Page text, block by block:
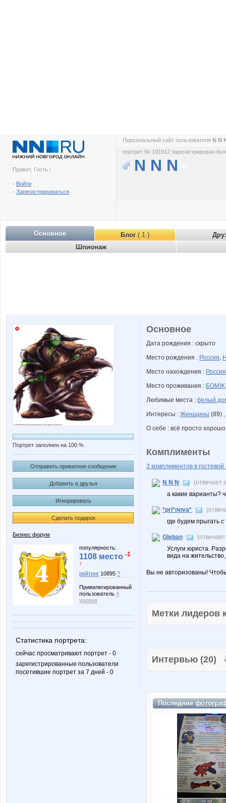
Привет, Гость !
- Войти
- Зарегистрироваться
Персональный сайт пользователя N N
портрет № 191912 зарегистрирован
N N N
Основное Блог( 1 )
Шпионаж
Портрет заполнен на 100 %
Отправить приватное сообщение
Добавить в друзья
Игнорировать
Сделать подарок
Бизнес форум
популярность:
1108 место -1
↓
рейтинг 10895 ?
Привилегированный
пользователь 4
уровня
Статистика портрета:
сейчас просматривают портрет - 0
зарегистрированные пользователи
посетившие портрет за 7 дней - 0
Основное
Дата рождения : скрыто
Место рождения : Россия,
Место нахождения : Россия
Место проживания : БОМЖ,
Любимые места : белый
Интересы : Женщины (89) ,
О себе : всё просто хорошо
Комплименты
3 комплиментов в гостевой
N N N
(отвечает
а какие варианты?
*pri*nova*
где будем прыгать с
Gleban
Услуги юриста.
вида на
Вы не авторизованы!
Метки
Интервью (20)
Последние